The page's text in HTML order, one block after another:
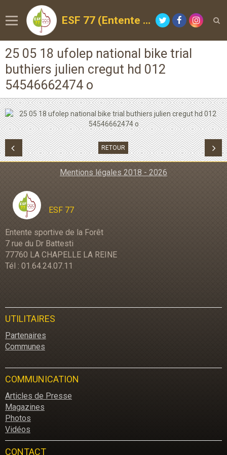
ESF 77 (Entente Sportive de la Forêt)
25 05 18 ufolep national bike trial
buthiers julien cregut hd 012
54546662474 o
RETOUR
Mentions légales 2018 - 2026
ESF 77
Entente sportive de la Forêt
7 rue du Dr Battesti
77760 LA CHAPELLE LA REINE
Tél : 01.64.24.07.11
UTILITAIRES
Partenaires
Communes
COMMUNICATION
Articles de Presse
Magazines
Photos
Vidéos
CONTACT